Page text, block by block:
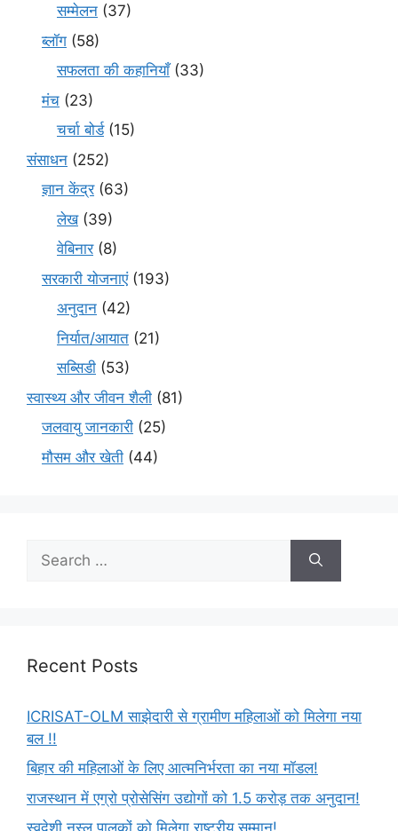
सम्मेलन (37)
ब्लॉग (58)
सफलता की कहानियाँ(33)
मंच (23)
चर्चा बोर्ड(15)
संसाधन (252)
ज्ञान केंद्र(63)
लेख(39)
वेबिनार(8)
सरकारी योजनाएं(193)
अनुदान (42)
निर्यात/आयात (21)
सब्सिडी (53)
स्वास्थ्य और जीवन शैली (81)
जलवायु जानकारी (25)
मौसम और खेती (44)
Recent Posts
ICRISAT-OLM साझेदारी से ग्रामीण महिलाओं को मिलेगा नया
बल !!
बिहार की महिलाओं के लिए आत्मनिर्भरता का नया मॉडल!
राजस्थान में एग्रो प्रोसेसिंग उद्योगों को 1.5 करोड़ तक अनुदान!